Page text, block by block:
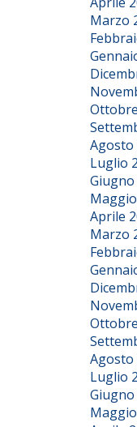
Marzo
Agosto
Luglio
Giugno
Aprile
Marzo
Agosto
Luglio
Giugno